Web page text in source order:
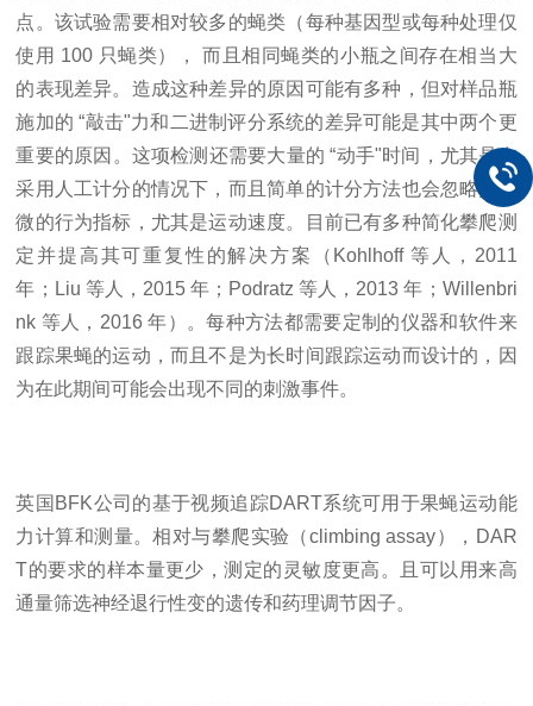
点。该试验需要相对较多的蝇类（每种基因型或每种处理仅
使用 100 只蝇类）， 而且相同蝇类的小瓶之间存在相当大
的表现差异。造成这种差异的原因可能有多种，但对样品瓶
施加的 “敲击"力和二进制评分系统的差异可能是其中两个更
重要的原因。这项检测还需要大量的 “动手"时间，尤其是在
采用人工计分的情况下，而且简单的计分方法也会忽略更细
微的行为指标，尤其是运动速度。目前已有多种简化攀爬测
定并提高其可重复性的解决方案（Kohlhoff 等人，2011
年；Liu 等人，2015 年；Podratz 等人，2013 年；Willenbri
nk 等人，2016 年）。每种方法都需要定制的仪器和软件来
跟踪果蝇的运动，而且不是为长时间跟踪运动而设计的，因
为在此期间可能会出现不同的刺激事件。
英国 BFK公司的基于视频追踪DART系统可用于果蝇运动能
力计算和测量。相对与攀爬实验（climbing assay），DAR
T的要求的样本量更少，测定的灵敏度更高。且可以用来高
通量筛选神经退行性变的遗传和药理调节因子。